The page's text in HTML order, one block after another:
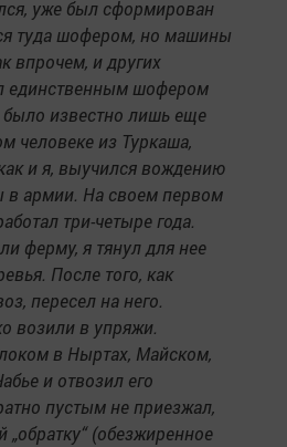
уже был сформирован
туда шофером, но машины
впрочем, и других
единственным шофером
известно лишь еще
человеке из Туркаша,
и я, выучился вождению
в армии. На своем первом
три-четыре года.
ферму, я тянул для нее
После того, как
пересел на него.
возили в упряжи.
в Ныртах, Майском,
и отвозил его
пустым не приезжал,
„обратку“ (обезжиренное